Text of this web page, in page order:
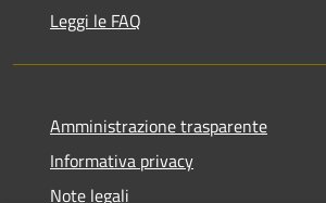
Leggi le FAQ
Amministrazione trasparente
Informativa privacy
Note legali